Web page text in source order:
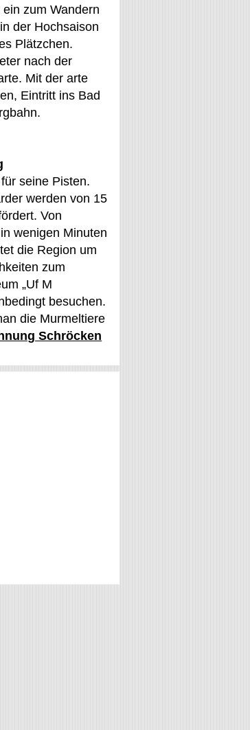
zum Wandern
der Hochsaison
Plätzchen.
nach der
Mit der arte
Eintritt ins Bad
seine Pisten.
werden von 15
Von
wenigen Minuten
die Region um
zum
„Uf M
besuchen.
die Murmeltiere
Schröcken